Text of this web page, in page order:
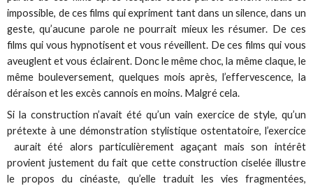
impossible, de ces films qui expriment tant dans un silence, dans un
geste, qu’aucune parole ne pourrait mieux les résumer. De ces
films qui vous hypnotisent et vous réveillent. De ces films qui vous
aveuglent et vous éclairent. Donc le même choc, la même claque, le
même bouleversement, quelques mois après, l’effervescence, la
déraison et les excès cannois en moins. Malgré cela.
Si la construction n’avait été qu’un vain exercice de style, qu’un
prétexte à une démonstration stylistique ostentatoire, l’exercice
aurait été alors particulièrement agaçant mais son intérêt
provient justement du fait que cette construction ciselée illustre
le propos du cinéaste, qu’elle traduit les vies fragmentées,